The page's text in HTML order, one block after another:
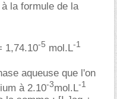
la formule de la
1,74.10-5 mol.L-1
aqueuse que l'on
à 2.10-3mol.L-1